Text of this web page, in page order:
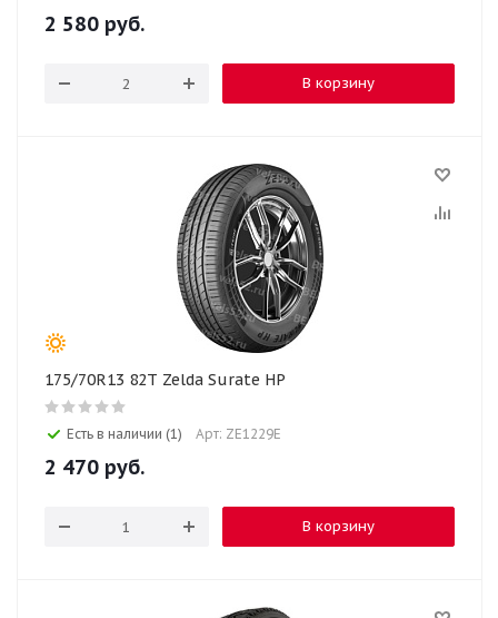
2 580 руб.
В корзину
175/70R13 82T Zelda Surate HP
Есть в наличии (1) Арт: ZE1229E
2 470 руб.
В корзину